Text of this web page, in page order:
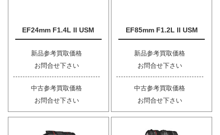
EF24mm F1.4L II USM
新品参考買取価格
お問合せ下さい
中古参考買取価格
お問合せ下さい
EF85mm F1.2L II USM
新品参考買取価格
お問合せ下さい
中古参考買取価格
お問合せ下さい